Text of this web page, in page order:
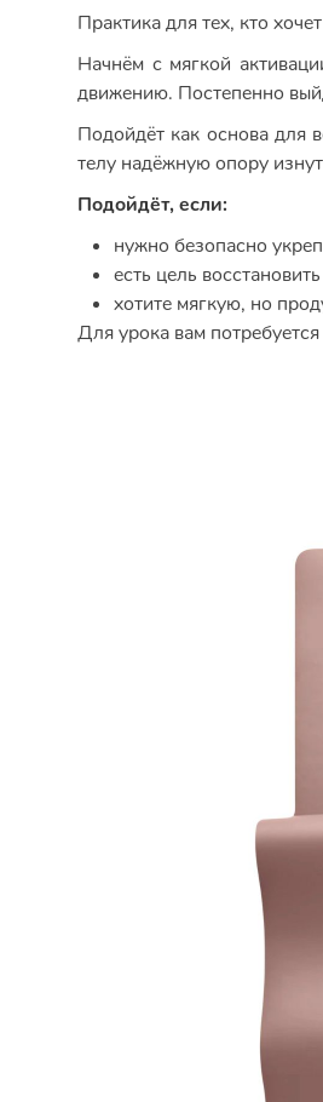
Практика для тех, кто
Начнём с мягкой
движению. Постепенно
Подойдёт как основа для
телу надёжную опору
Подойдёт, если:
нужно безопасно
есть цель
хотите мягкую, но
Для урока вам